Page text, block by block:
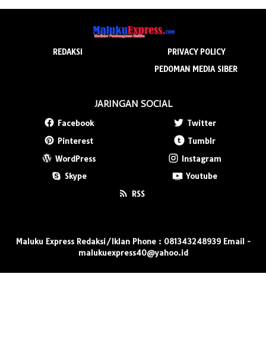
REDAKSI
PRIVACY POLICY
PEDOMAN MEDIA SIBER
JARINGAN SOCIAL
Facebook
Twitter
Pinterest
Tumblr
WordPress
Instagram
Skype
Youtube
RSS
Maluku Express Redaksi/Iklan Phone : 081343248939 Email -
malukuexpress40@yahoo.id